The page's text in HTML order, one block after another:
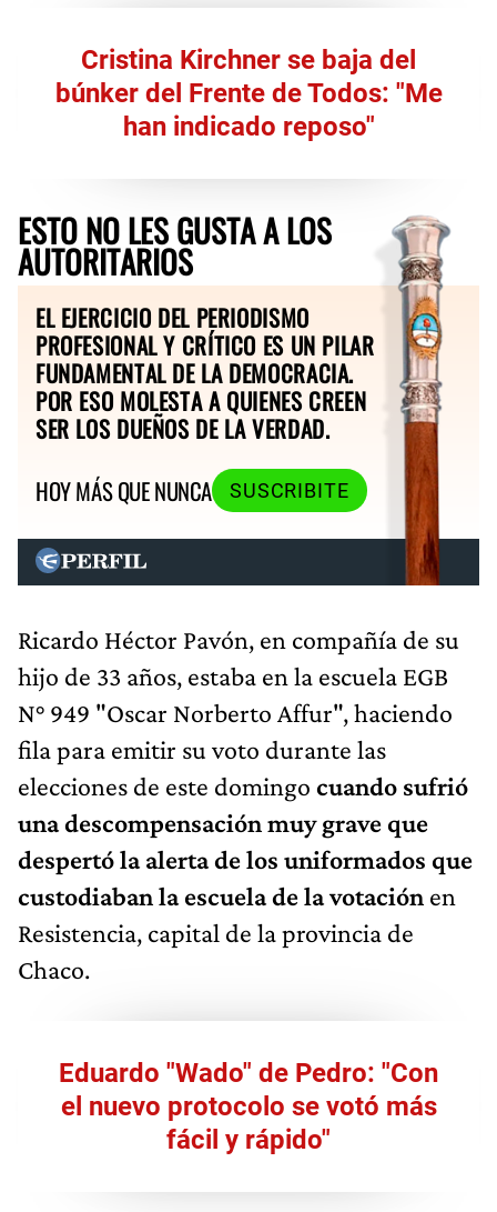
Cristina Kirchner se baja del
búnker del Frente de Todos: "Me
han indicado reposo"
ESTO NO LES GUSTA A LOS
AUTORITARIOS
EL EJERCICIO DEL PERIODISMO
PROFESIONAL Y CRÍTICO ES UN PILAR
FUNDAMENTAL DE LA DEMOCRACIA.
POR ESO MOLESTA A QUIENES CREEN
SER LOS DUEÑOS DE LA VERDAD.
HOY MÁS QUE NUNCA
SUSCRIBITE
Ricardo Héctor Pavón, en compañía de su
hijo de 33 años, estaba en la escuela EGB
N° 949 "Oscar Norberto Affur", haciendo
fila para emitir su voto durante las
elecciones de este domingo cuando sufrió
una descompensación muy grave que
despertó la alerta de los uniformados que
custodiaban la escuela de la votación en
Resistencia, capital de la provincia de
Chaco.
Eduardo "Wado" de Pedro: "Con
el nuevo protocolo se votó más
fácil y rápido"